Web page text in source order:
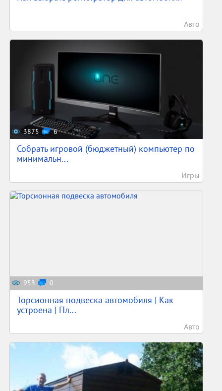
Авто
3875 6
Собрать игровой (бюджетный) компьютер по
минимальн...
Игры
953 0
Торсионная подвеска автомобиля | Как
устроена | Пл...
Авто